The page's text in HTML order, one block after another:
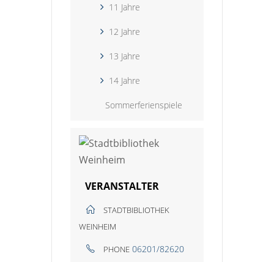
11 Jahre
12 Jahre
13 Jahre
14 Jahre
Sommerferienspiele
VERANSTALTER
STADTBIBLIOTHEK
WEINHEIM
PHONE 06201/82620